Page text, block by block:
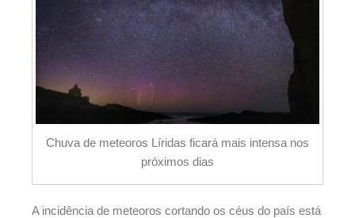
Chuva de meteoros Líridas ficará mais intensa nos
próximos dias
A incidência de meteoros cortando os céus do país está